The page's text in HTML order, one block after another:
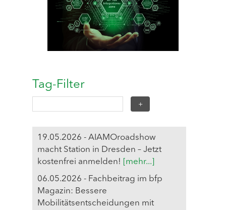
Tag-Filter
19.05.2026 - AIAMOroadshow
macht Station in Dresden – Jetzt
kostenfrei anmelden!
[mehr...]
06.05.2026 - Fachbeitrag im bfp
Magazin: Bessere
Mobilitätsentscheidungen mit